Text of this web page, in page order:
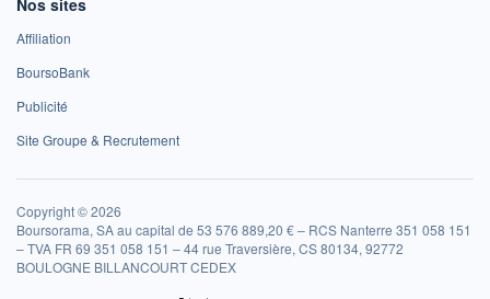
Affiliation
BoursoBank
Publicité
Site Groupe & Recrutement
Copyright © 2026
Boursorama, SA au capital de 53 576 889,20 € – RCS Nanterre 351 058 151
– TVA FR 69 351 058 151 – 44 rue Traversière, CS 80134, 92772
BOULOGNE BILLANCOURT CEDEX